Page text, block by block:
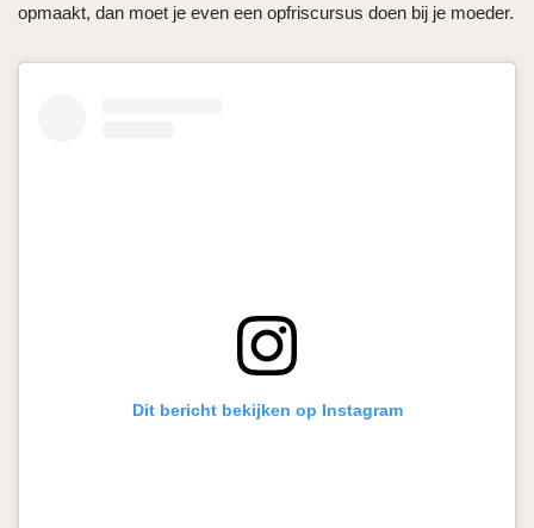
opmaakt, dan moet je even een opfriscursus doen bij je moeder.
Dit bericht bekijken op Instagram